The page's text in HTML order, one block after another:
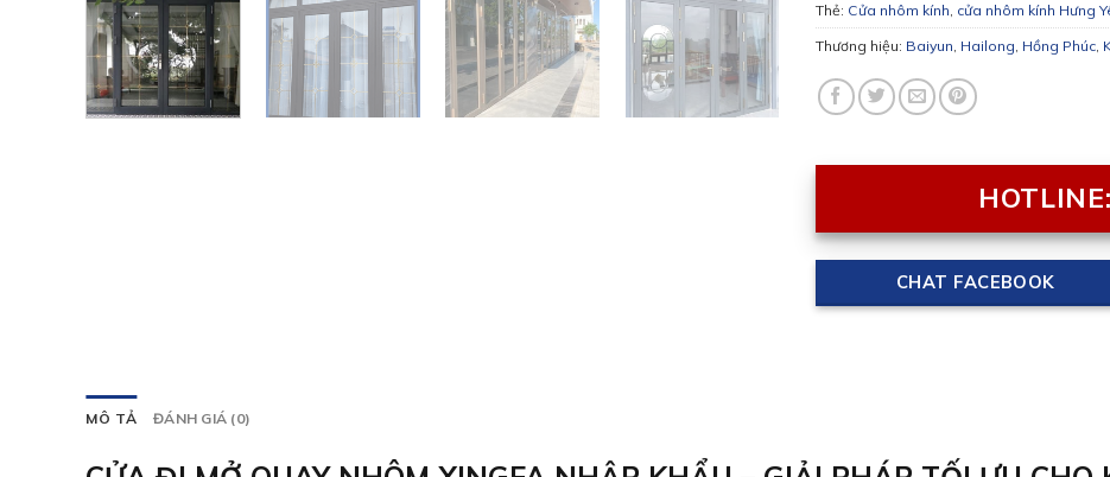
Thẻ: Cửa nhôm kính, cửa nhôm kính Hưng
Thương hiệu: Baiyun, Hailong, Hồng Phúc,
CHAT FACEBOOK
MÔ TẢ ĐÁNH GIÁ (0)